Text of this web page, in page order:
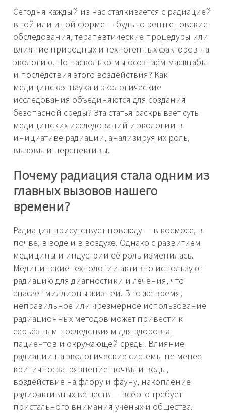
Сегодня каждый из нас сталкивается с радиацией
в той или иной форме — будь то рентгеновские
обследования, терапевтические процедуры или
влияние природных и техногенных факторов на
экологию. Но насколько мы осознаём масштабы
и последствия этого воздействия? Как
медицинская наука и экологические
исследования объединяются для создания
безопасной среды? Эта статья раскрывает суть
медицинских исследований и экологии в
инициативе радиации, анализируя их роль,
вызовы и перспективы.
Почему радиация стала одним из
главных вызовов нашего
времени?
Радиация присутствует повсюду — в космосе, в
почве, в воде и в воздухе. Однако с развитием
медицины и индустрии её роль изменилась.
Медицинские технологии активно используют
радиацию для диагностики и лечения, что
спасает миллионы жизней. В то же время,
неправильное или чрезмерное использование
радиационных методов может привести к
серьёзным последствиям для здоровья
пациентов и окружающей среды. Влияние
радиации на экологические системы не менее
критично: загрязнение почвы и воды,
воздействие на флору и фауну, накопление
радиоактивных веществ — всё это требует
пристального внимания учёных и общества.